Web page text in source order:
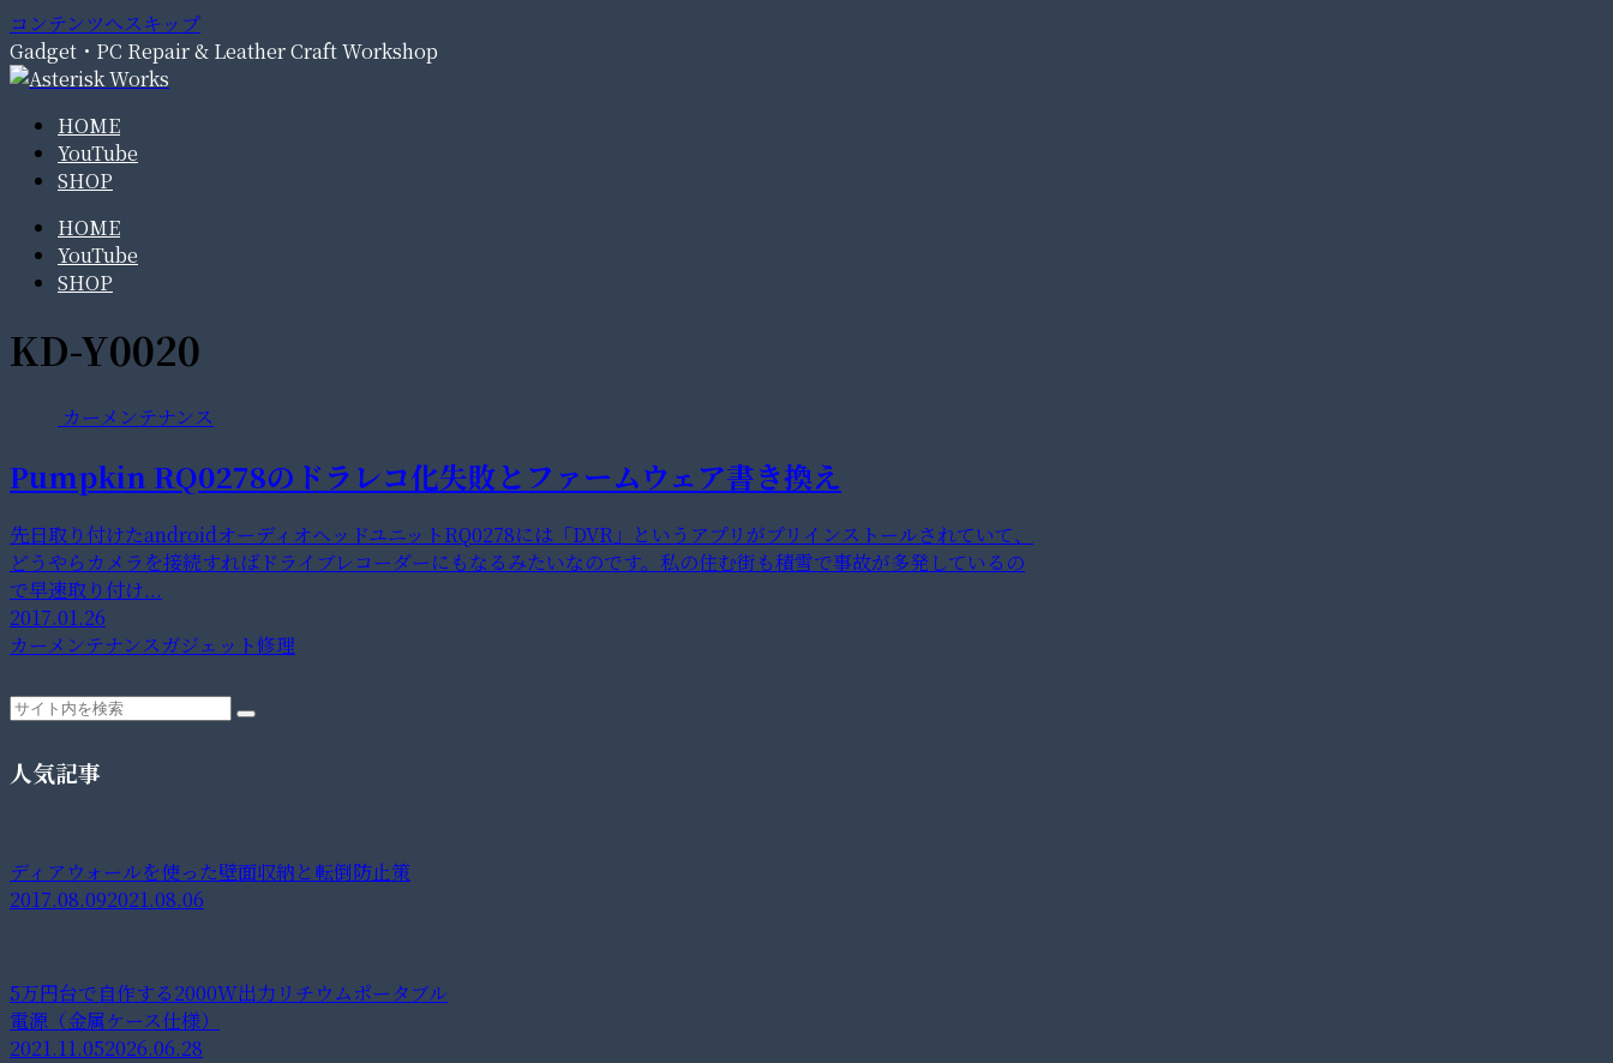
コンテンツへスキップ
Gadget・PC Repair & Leather Craft Workshop
HOME
YouTube
SHOP
HOME
YouTube
SHOP
KD-Y0020
カーメンテナンス
Pumpkin RQ0278のドラレコ化失敗とファームウェア書き換え
先日取り付けたandroidオーディオヘッドユニットRQ0278には「DVR」というアプリがプリインストールされていて、
どうやらカメラを接続すればドライブレコーダーにもなるみたいなのです。私の住む街も積雪で事故が多発しているの
で早速取り付け...
2017.01.26
カーメンテナンスガジェット修理
人気記事
ディアウォールを使った壁面収納と転倒防止策
2017.08.092021.08.06
5万円台で自作する2000W出力リチウムポータブル
電源（金属ケース仕様）
2021.11.052026.06.28